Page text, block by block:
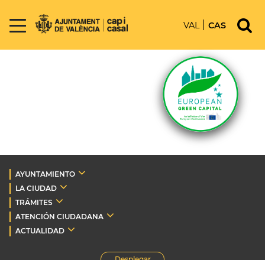
VAL CAS
AYUNTAMIENTO
LA CIUDAD
TRÁMITES
ATENCIÓN CIUDADANA
ACTUALIDAD